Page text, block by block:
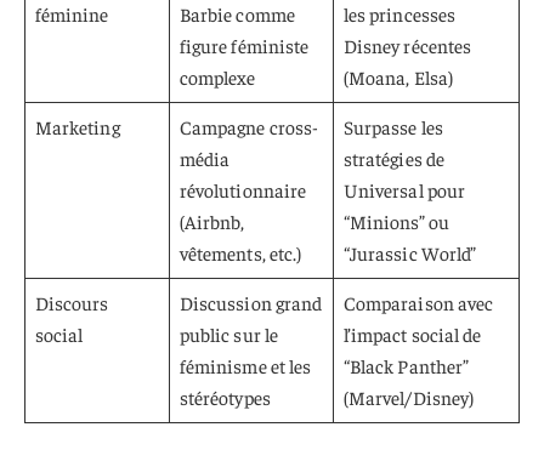
féminine
Barbie comme
figure féministe
complexe
les princesses
Disney récentes
(Moana, Elsa)
Marketing
Campagne cross-
média
révolutionnaire
(Airbnb,
vêtements, etc.)
Surpasse les
stratégies de
Universal pour
“Minions” ou
“Jurassic World”
Discours
social
Discussion grand
public sur le
féminisme et les
stéréotypes
Comparaison avec
l’impact social de
“Black Panther”
(Marvel/Disney)